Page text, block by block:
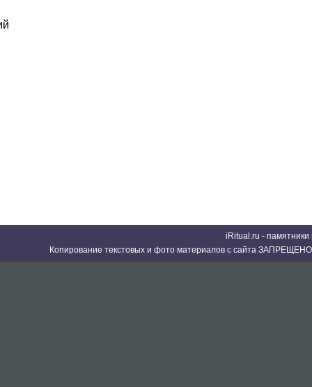
iRitual.ru -
Копирование текстовых и фото материалов с сайта